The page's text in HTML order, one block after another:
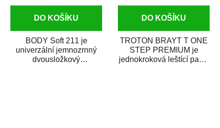
DO KOŠÍKU
BODY Soft 211 je
univerzální jemnozrnný
dvousložkový
DO KOŠÍKU
TROTON BRAYT T ONE
STEP PREMIUM je
jednokroková leštící pasta